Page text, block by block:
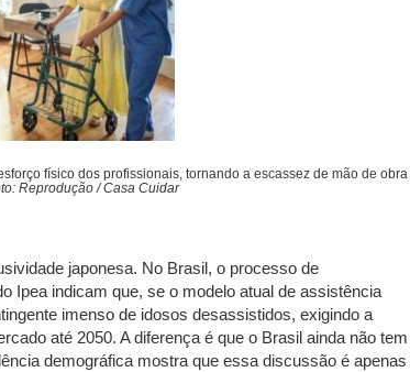
físico dos profissionais, tornando a escassez de mão de obra
Reprodução / Casa Cuidar
japonesa. No Brasil, o processo de
Ipea indicam que, se o modelo atual de assistência
imenso de idosos desassistidos, exigindo a
até 2050. A diferença é que o Brasil ainda não tem
demográfica mostra que essa discussão é apenas